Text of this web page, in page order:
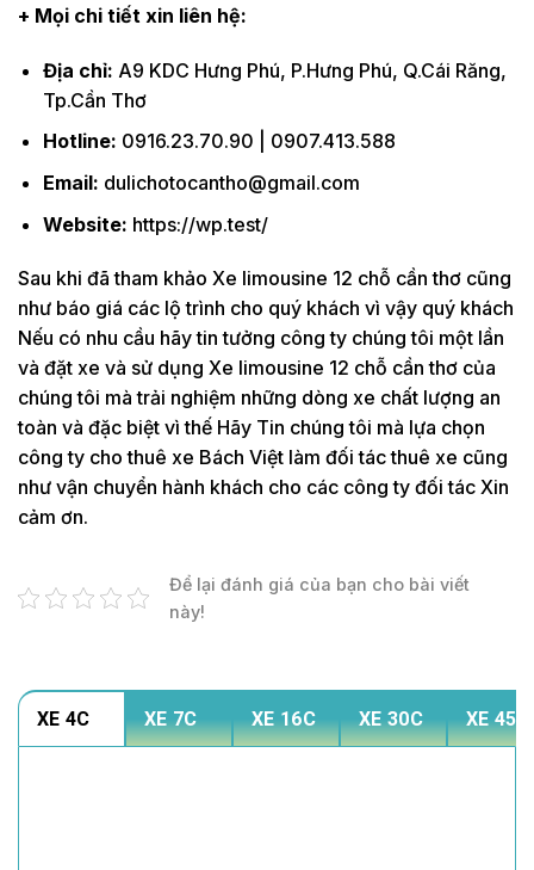
+ Mọi chi tiết xin liên hệ:
Địa chỉ: A9 KDC Hưng Phú, P.Hưng Phú, Q.Cái Răng,
Tp.Cần Thơ
Hotline: 0916.23.70.90 | 0907.413.588
Email: dulichotocantho@gmail.com
Website: https://wp.test/
Sau khi đã tham khảo Xe limousine 12 chỗ cần thơ cũng
như báo giá các lộ trình cho quý khách vì vậy quý khách
Nếu có nhu cầu hãy tin tưởng công ty chúng tôi một lần
và đặt xe và sử dụng Xe limousine 12 chỗ cần thơ của
chúng tôi mà trải nghiệm những dòng xe chất lượng an
toàn và đặc biệt vì thế Hãy Tin chúng tôi mà lựa chọn
công ty cho thuê xe Bách Việt làm đối tác thuê xe cũng
như vận chuyển hành khách cho các công ty đối tác Xin
cảm ơn.
Để lại đánh giá của bạn cho bài viết
này!
XE 4C XE 7C XE 16C XE 30C XE 45C